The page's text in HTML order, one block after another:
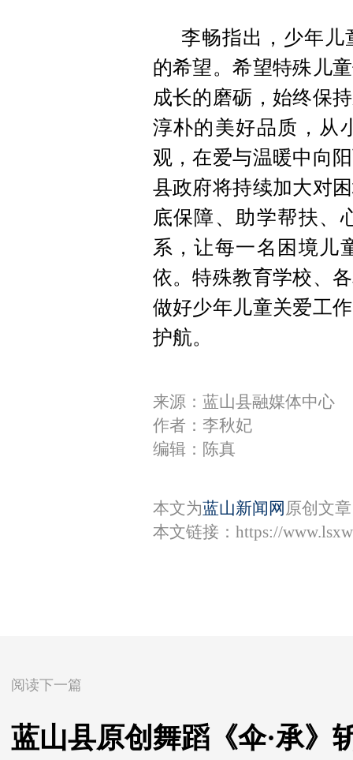
李畅指出，少年
的希望。希望特殊儿
成长的磨砺，始终保
淳朴的美好品质，从
观，在爱与温暖中向
县政府将持续加大对
底保障、助学帮扶、
系，让每一名困境儿
依。特殊教育学校、
做好少年儿童关爱工
护航。
来源：蓝山县融媒体中心
作者：李秋妃
编辑：陈真
本文为蓝山新闻网 原创文
本文链接： https://
阅读下一篇
蓝山县原创舞蹈《伞·承》